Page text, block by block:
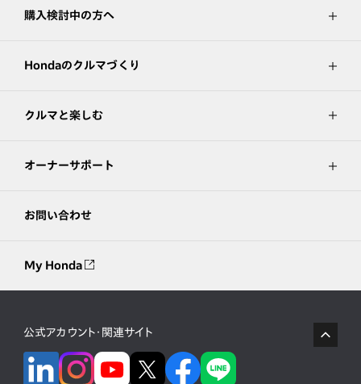
購入検討中の方へ
Hondaのクルマづくり
クルマと楽しむ
オーナーサポート
お問い合わせ
My Honda
公式アカウント・関連サイト